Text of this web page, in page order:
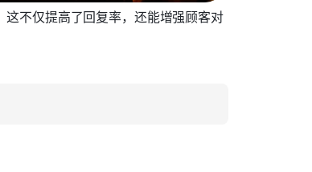
不仅提高了回复率，还能增强顾客对